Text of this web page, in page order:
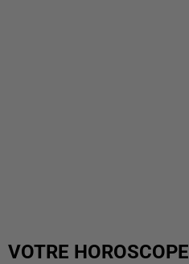
VOTRE HOROSCOPE